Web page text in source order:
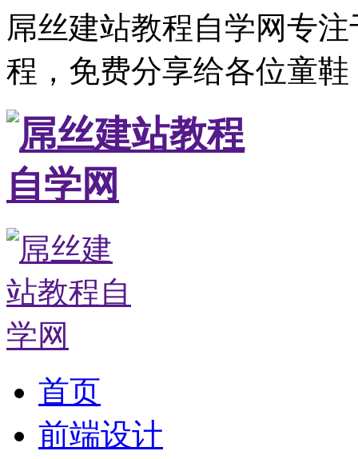
屌丝建站教程自学网专
程，免费分享给各位童
首页
前端设计